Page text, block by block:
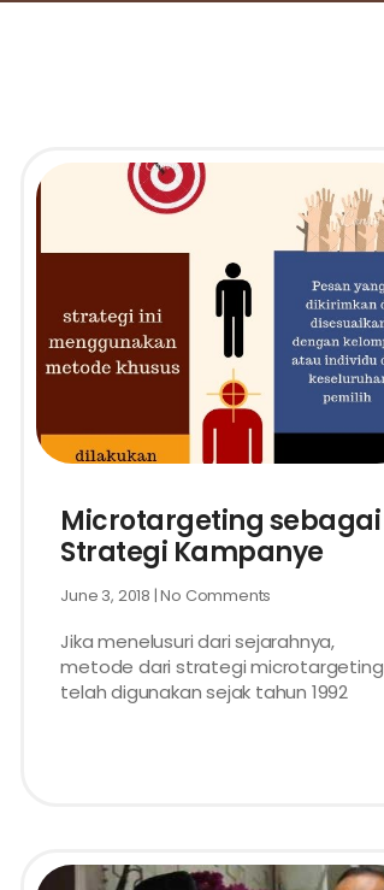
Microtargeting sebagai
Strategi Kampanye
June 3, 2018 No Comments
Jika menelusuri dari sejarahnya,
metode dari strategi microtargeting
telah digunakan sejak tahun 1992